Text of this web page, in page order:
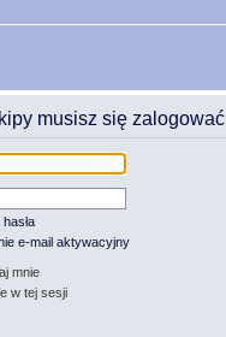
musisz się
e-mail aktywacyjny
mnie
w tej sesji